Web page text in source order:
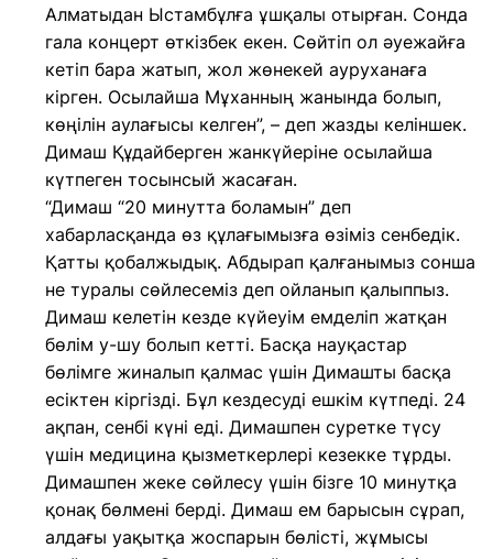
Алматыдан Ыстамбұлға ұшқалы отырған. Сонда
гала концерт өткізбек екен. Сөйтіп ол әуежайға
кетіп бара жатып, жол жөнекей ауруханаға
кірген. Осылайша Мұханның жанында болып,
көңілін аулағысы келген”, – деп жазды келіншек.
Димаш Құдайберген жанкүйеріне осылайша
күтпеген тосынсый жасаған.
“Димаш “20 минутта боламын” деп
хабарласқанда өз құлағымызға өзіміз сенбедік.
Қатты қобалжыдық. Абдырап қалғанымыз сонша
не туралы сөйлесеміз деп ойланып қалыппыз.
Димаш келетін кезде күйеуім емделіп жатқан
бөлім у-шу болып кетті. Басқа науқастар
бөлімге жиналып қалмас үшін Димашты басқа
есіктен кіргізді. Бұл кездесуді ешкім күтпеді. 24
ақпан, сенбі күні еді. Димашпен суретке түсу
үшін медицина қызметкерлері кезекке тұрды.
Димашпен жеке сөйлесу үшін бізге 10 минутқа
қонақ бөлмені берді. Димаш ем барысын сұрап,
алдағы уақытқа жоспарын бөлісті, жұмысы